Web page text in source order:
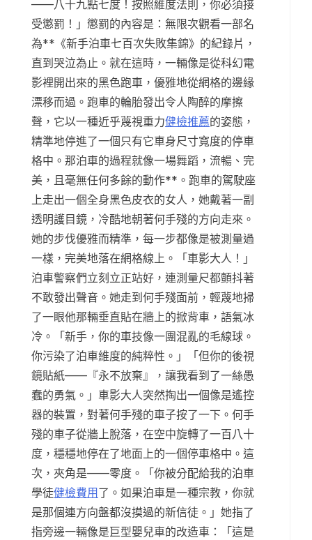
——八十九點七度！按照維度法則，你必須接
受懲罰！」懲罰的內容是：無限次觀看一部名
為**《新手泊車七百次失敗集錦》的紀錄片，
直到哭泣為止。就在這時，一輛像是從科幻電
影裡開出來的黑色跑車，優雅地從網格的邊緣
漂移而過。跑車的輪胎發出令人陶醉的摩擦
聲，它以一種近乎蔑視重力健檢推薦的姿態，
精準地停進了一個只有它車身尺寸寬度的停車
格中。那泊車的過程就像一場舞蹈，流暢、完
美，且毫無任何多餘的動作**。跑車的駕駛座
上走出一個全身黑色皮衣的女人，她戴著一副
透明護目鏡，冷酷地朝著何手殘的方向走來。
她的步伐優雅而精準，每一步都像是被測量過
一樣，完美地落在網格線上。「車影大人！」
泊車警察們立刻立正站好，連測量尺都顫抖著
不敢發出聲音。她走到何手殘面前，輕蔑地掃
了一眼他那輛垂直貼在牆上的掀背車，語氣冰
冷。「新手，你的車技像一團混亂的毛線球。
你污染了泊車維度的純粹性。」「但你的後視
鏡貼紙——『永不放棄』，讓我看到了一絲愚
蠢的勇氣。」車影大人突然掏出一個像是遙控
器的裝置，對著何手殘的車子按了一下。何手
殘的車子從牆上脫落，在空中旋轉了一百八十
度，穩穩地停在了地面上的一個停車格中。這
次，夾角是——零度。「你被分配給我的泊車
學徒健檢費用 了。如果泊車是一種宗教，你就
是那個連方向盤都沒摸過的新信徒。」她指了
指旁邊一輛像是巨型嬰兒車的改造車：「這是